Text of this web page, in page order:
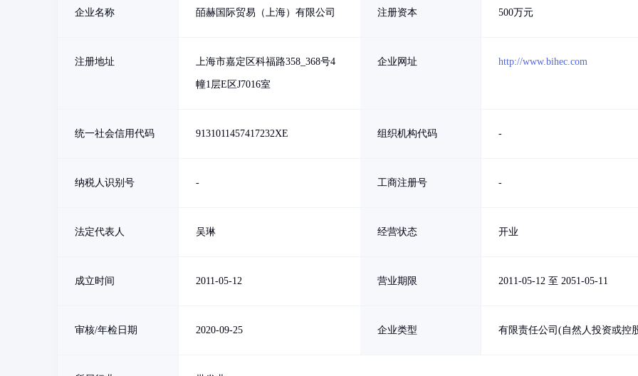
企业名称 皕赫国际贸易（上海）有限公司 注册资本 500万元
注册地址 上海市嘉定区科福路358_368号4
幢1层E区J7016室
企业网址 http://www.bihec.com
统一社会信用代码 9131011457417232XE 组织机构代码 -
纳税人识别号 - 工商注册号 -
法定代表人 吴琳 经营状态 开业
成立时间 2011-05-12 营业期限 2011-05-12 至 2051-05-11
审核/年检日期 2020-09-25 企业类型 有限责任公司(自然人投资或控